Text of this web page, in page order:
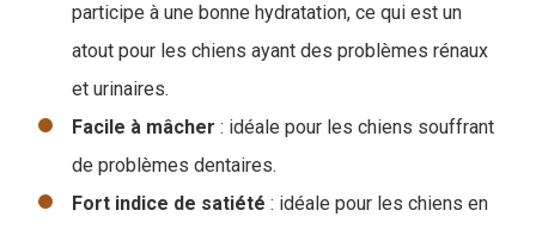
participe à une bonne hydratation, ce qui est un
atout pour les chiens ayant des problèmes rénaux
et urinaires.
Facile à mâcher : idéale pour les chiens souffrant
de problèmes dentaires.
Fort indice de satiété : idéale pour les chiens en